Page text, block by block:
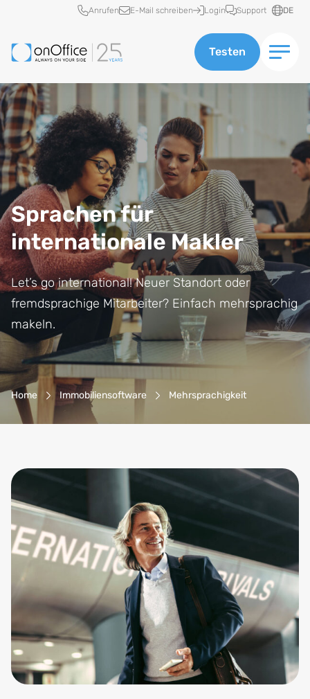
Schnellzugriff
Anrufen E-Mail schreiben Login Support DE
Testen
Sprachen für
internationale Makler
Let’s go international! Neuer Standort oder
fremdsprachige Mitarbeiter? Einfach mehrsprachig
makeln.
Breadcrumb-Navigation
Home Immobiliensoftware Mehrsprachigkeit